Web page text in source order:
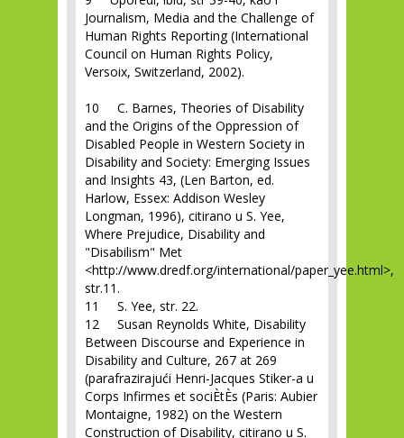
Journalism, Media and the Challenge of
Human Rights Reporting (International
Council on Human Rights Policy,
Versoix, Switzerland, 2002).
10 C. Barnes, Theories of Disability
and the Origins of the Oppression of
Disabled People in Western Society in
Disability and Society: Emerging Issues
and Insights 43, (Len Barton, ed.
Harlow, Essex: Addison Wesley
Longman, 1996), citirano u S. Yee,
Where Prejudice, Disability and
"Disabilism" Met
<http://www.dredf.org/international/paper_yee.html>,
str.11.
11 S. Yee, str. 22.
12 Susan Reynolds White, Disability
Between Discourse and Experience in
Disability and Culture, 267 at 269
(parafrazirajući Henri-Jacques Stiker-a u
Corps Infirmes et sociÈtÈs (Paris: Aubier
Montaigne, 1982) on the Western
Construction of Disability, citirano u S.